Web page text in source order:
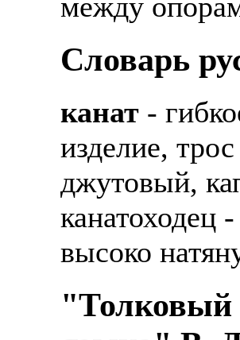
Также
А также
рабочий,
# работа
# работа
#
В таких
А также
СДЭК,
В
Словарь
канат -
изделие,
джутовый,
канатоходец
высоко
"Толковый